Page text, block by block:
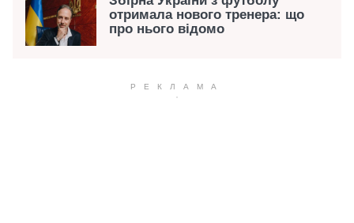
отримала нового тренера: що
про нього відомо